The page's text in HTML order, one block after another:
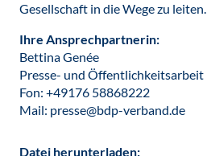
Gesellschaft in die Wege zu leiten.
Ihre Ansprechpartnerin:
Bettina Genée
Presse- und Öffentlichkeitsarbeit
Fon: +49176 58868222
Mail: presse@bdp-verband.de
Datei herunterladen: